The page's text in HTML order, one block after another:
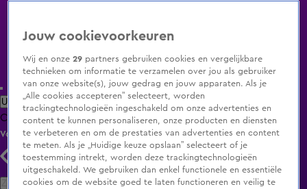
Uitzending Gemist Populaire programma's Zenders Genres
ClipsFilmsRadioSmart TV inlogShop
Volg KIJK
Zoeken
Jouw cookievoorkeuren
Wij en onze29 partners gebruiken cookies en vergelijkbare
technieken om informatie te verzamelen over jou als gebruiker
van onze website(s), jouw gedrag en jouw apparaten. Als je
„Alle cookies accepteren” selecteert, worden
trackingtechnologieën ingeschakeld om onze advertenties en
content te kunnen personaliseren, onze producten en diensten
te verbeteren en om de prestaties van advertenties en content
te meten. Als je „Huidige keuze opslaan” selecteert of je
toestemming intrekt, worden deze trackingtechnologieën
uitgeschakeld. We gebruiken dan enkel functionele en essentiële
cookies om de website goed te laten functioneren en veilig te